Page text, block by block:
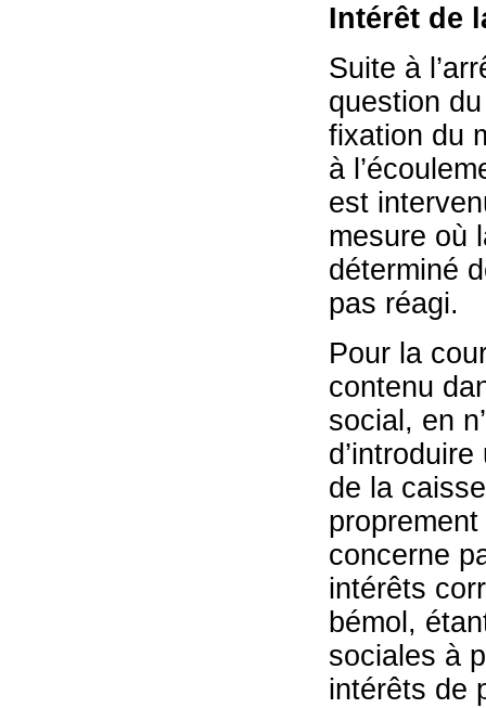
Intérêt de
Suite à
question
fixation du
à
est
mesure où
déterminé
pas réagi.
Pour la
contenu
social, en
de la
concerne
intérêts
bémol,
sociales à
intérêts de